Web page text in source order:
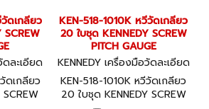
ดเกลียว
ดละเอียด
ดเกลียว
KEN-518-1010K หวีวัดเกลียว
20 ใบชุด KENNEDY SCREW
PITCH GAUGE
KENNEDY เครื่องมือวัดละเอียด
KEN-518-1010K
KEN-518-1010K หวีวัดเกลียว
20 ใบชุด KENNEDY SCREW